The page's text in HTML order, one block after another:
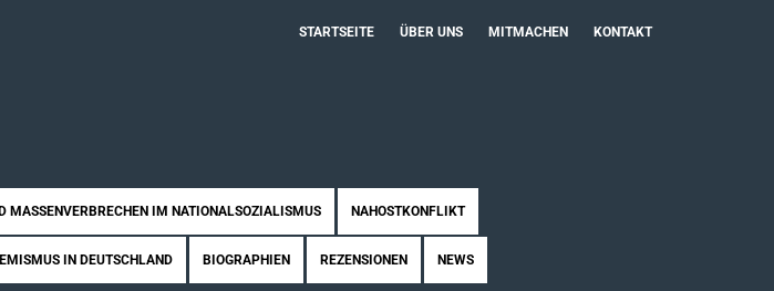
STARTSEITE ÜBER UNS MITMACHEN KONTAKT
MASSENVERBRECHEN IM NATIONALSOZIALISMUS NAHOSTKONFLIKT
IN DEUTSCHLAND BIOGRAPHIEN REZENSIONEN NEWS